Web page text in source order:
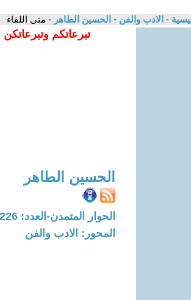
- الادب والفن - الحسين الطاهر - متى اللقاء
تبرعاتكم
الحسين الطاهر
الحوار المتمدن-العدد: 4226 - 2013 / 9 / 25 - 14:45
المحور: الادب والفن